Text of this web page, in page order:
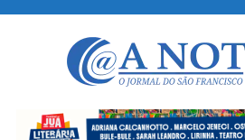
A Noticia Do Vale